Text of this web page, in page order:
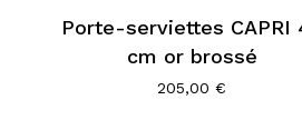
Porte-serviettes CAPRI
cm or brossé
205,00€